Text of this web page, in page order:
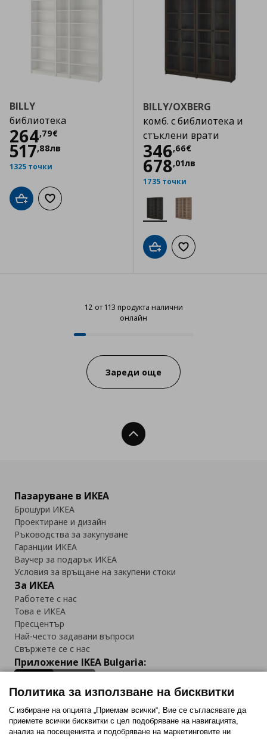
BILLY
библиотека
264,79€
Цена264,79 €
517,88лв
1325 точки
Добави в кошницата
Добави към списъка с любими
BILLY/OXBERG
комб. с библиотека и
стъклени врати
346,66€
Цена346,66 €
678,01лв
1735 точки
Добави в кошницата
Добави към
12 от 113 продукта налични
онлайн
Progress:
Зареди още
Нагоре
Пазаруване в ИКЕА
Брошури ИКЕА
Проектиране и дизайн
Ръководства за закупуване
Гаранции ИКЕА
Ваучер за подарък ИКЕА
Условия за връщане на закупени стоки
За ИКЕА
Работете с нас
Това е ИКЕА
Пресцентър
Най-често задавани въпроси
Свържете се с нас
Приложение IKEA Bulgaria:
Последвайте ни:
Политика за използване на бисквитки
С избиране на опцията „Приемам всички“, Вие се съгласявате да
приемете всички бисквитки с цел подобряване на навигацията,
анализ на посещенията и подобряване на маркетинговите ни